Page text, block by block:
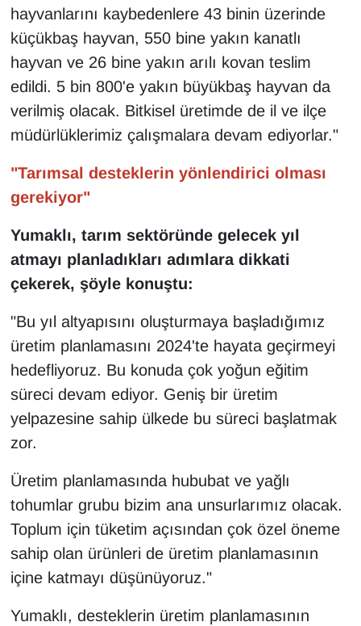
hayvanlarını kaybedenlere 43 binin üzerinde
küçükbaş hayvan, 550 bine yakın kanatlı
hayvan ve 26 bine yakın arılı kovan teslim
edildi. 5 bin 800'e yakın büyükbaş hayvan da
verilmiş olacak. Bitkisel üretimde de il ve ilçe
müdürlüklerimiz çalışmalara devam ediyorlar."
"Tarımsal desteklerin yönlendirici olması
gerekiyor"
Yumaklı, tarım sektöründe gelecek yıl
atmayı planladıkları adımlara dikkati
çekerek, şöyle konuştu:
"Bu yıl altyapısını oluşturmaya başladığımız
üretim planlamasını 2024'te hayata geçirmeyi
hedefliyoruz. Bu konuda çok yoğun eğitim
süreci devam ediyor. Geniş bir üretim
yelpazesine sahip ülkede bu süreci başlatmak
zor.
Üretim planlamasında hububat ve yağlı
tohumlar grubu bizim ana unsurlarımız olacak.
Toplum için tüketim açısından çok özel öneme
sahip olan ürünleri de üretim planlamasının
içine katmayı düşünüyoruz."
Yumaklı, desteklerin üretim planlamasının